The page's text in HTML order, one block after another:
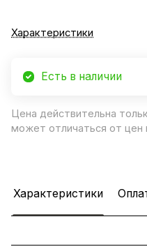
Характеристики
Есть в наличии
Цена действительна
может отличаться от цен
Характеристики